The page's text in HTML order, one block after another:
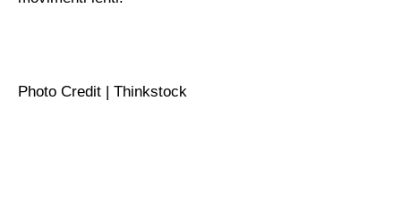
Photo Credit | Thinkstock